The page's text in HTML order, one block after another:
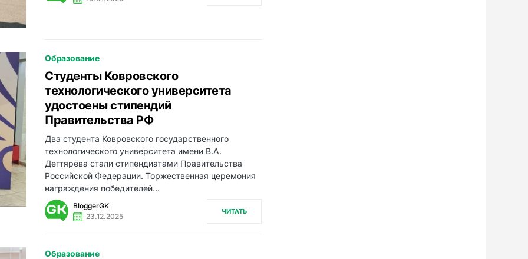
Образование
Студенты Ковровского
технологического университета
удостоены стипендий
Правительства РФ
Два студента Ковровского государственного
технологического университета имени В.А.
Дегтярёва стали стипендиатами Правительства
Российской Федерации. Торжественная церемония
награждения победителей…
BloggerGK
23.12.2025
ЧИТАТЬ
Образование